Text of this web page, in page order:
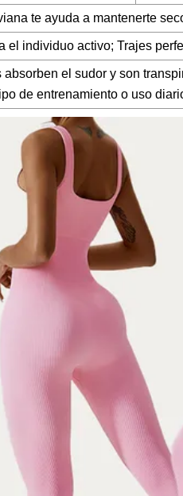
te ayuda a mantenerte
el individuo activo; Trajes
el sudor y son
de entrenamiento o uso